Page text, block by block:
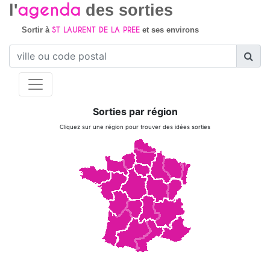
l'agenda des sorties
Sortir à ST LAURENT DE LA PREEet ses environs
Sorties par région
Cliquez sur une région pour trouver des idées sorties